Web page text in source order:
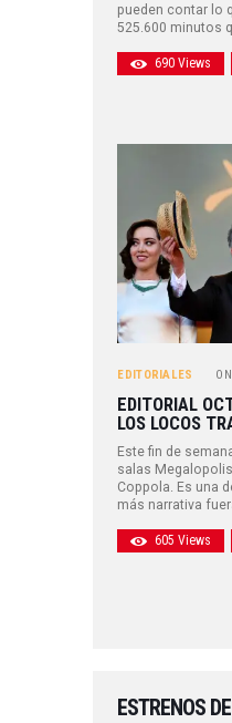
pueden contar lo
525.600 minutos
690 Views
EDITORIALES ON
EDITORIAL
LOS LOCOS
Este fin de
salas
Coppola. Es una
más narrativa
605 Views
ESTRENOS